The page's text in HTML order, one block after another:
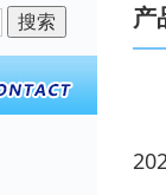
产